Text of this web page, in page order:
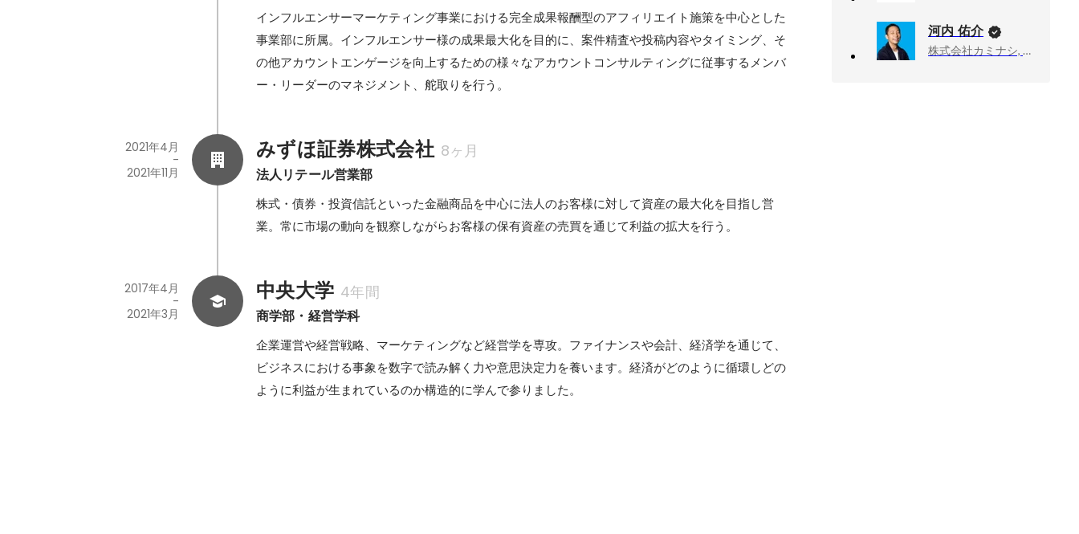
インフルエンサーマーケティング事業における完全成果報酬型のアフィリエイト施策を中心とした
事業部に所属。インフルエンサー様の成果最大化を目的に、案件精査や投稿内容やタイミング、そ
の他アカウントエンゲージを向上するための様々なアカウントコンサルティングに従事するメンバ
ー・リーダーのマネジメント、舵取りを行う。
みずほ証券株式会社 8ヶ月
法人リテール営業部
2021年4月
-
2021年11月
株式・債券・投資信託といった金融商品を中心に法人のお客様に対して資産の最大化を目指し営
業。常に市場の動向を観察しながらお客様の保有資産の売買を通じて利益の拡大を行う。
中央大学 4年間
商学部・経営学科
2017年4月
-
2021年3月
企業運営や経営戦略、マーケティングなど経営学を専攻。ファイナンスや会計、経済学を通じて、
ビジネスにおける事象を数字で読み解く力や意思決定力を養います。経済がどのように循環しどの
ように利益が生まれているのか構造的に学んで参りました。
河内 佑介
株式会社カミナシ, 取締役COO